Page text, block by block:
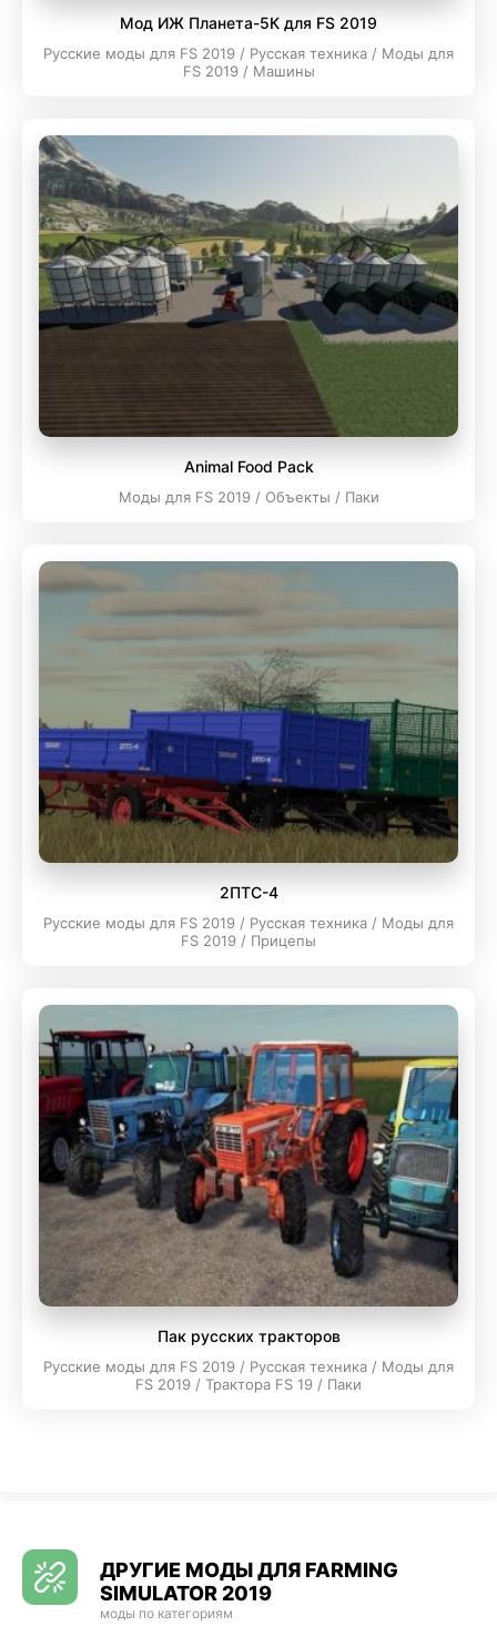
Мод ИЖ Планета-5К для FS 2019
Русские моды для FS 2019 / Русская техника / Моды для
FS 2019 / Машины
Animal Food Pack
Моды для FS 2019 / Объекты / Паки
2ПТС-4
Русские моды для FS 2019 / Русская техника / Моды для
FS 2019 / Прицепы
Пак русских тракторов
Русские моды для FS 2019 / Русская техника / Моды для
FS 2019 / Трактора FS 19 / Паки
ДРУГИЕ МОДЫ ДЛЯ FARMING
SIMULATOR 2019
моды по категориям